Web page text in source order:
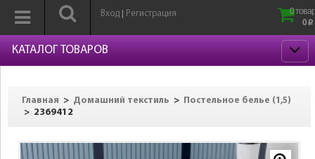
Вход Регистрация
0
0 p
КАТАЛОГ ТОВАРОВ
Главная > Домашний текстиль > Постельное белье (1,5)
> 2369412